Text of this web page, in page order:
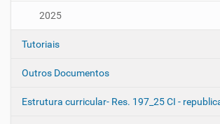
2025
Tutoriais
Outros Documentos
Estrutura curricular- Res. 197_25 CI -